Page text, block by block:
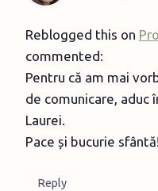
Reblogged this on
commented:
Pentru că am mai
de comunicare, aduc
Laurei.
Pace și bucurie sfântă!
Reply